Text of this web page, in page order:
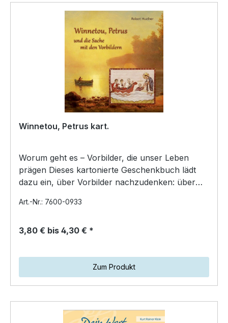
Winnetou, Petrus kart.
Worum geht es – Vorbilder, die unser Leben
prägen Dieses kartonierte Geschenkbuch lädt
dazu ein, über Vorbilder nachzudenken: über
Art.-Nr.: 7600-0933
3,80 € bis 4,30 € *
Zum Produkt